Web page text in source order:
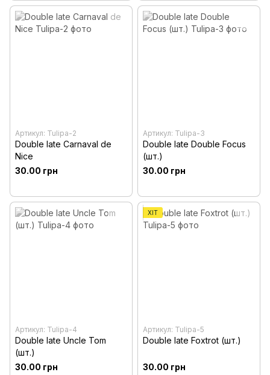
Артикул: Tulipa-2
Double late Carnaval de
Nice
30.00 грн
Артикул: Tulipa-3
Double late Double Focus
(шт.)
30.00 грн
Артикул: Tulipa-4
Double late Uncle Tom
(шт.)
30.00 грн
ХІТ
Артикул: Tulipa-5
Double late Foxtrot (шт.)
30.00 грн